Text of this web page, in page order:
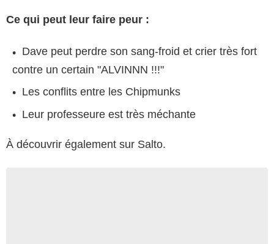
Ce qui peut leur faire peur :
Dave peut perdre son sang-froid et crier très fort
contre un certain "ALVINNN !!!"
Les conflits entre les Chipmunks
Leur professeure est très méchante
À découvrir également sur Salto.